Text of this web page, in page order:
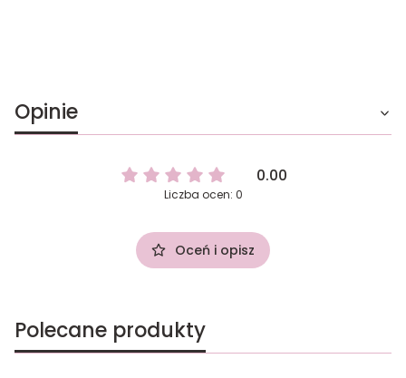
Opinie
0.00
Liczba ocen: 0
Oceń i opisz
Polecane produkty